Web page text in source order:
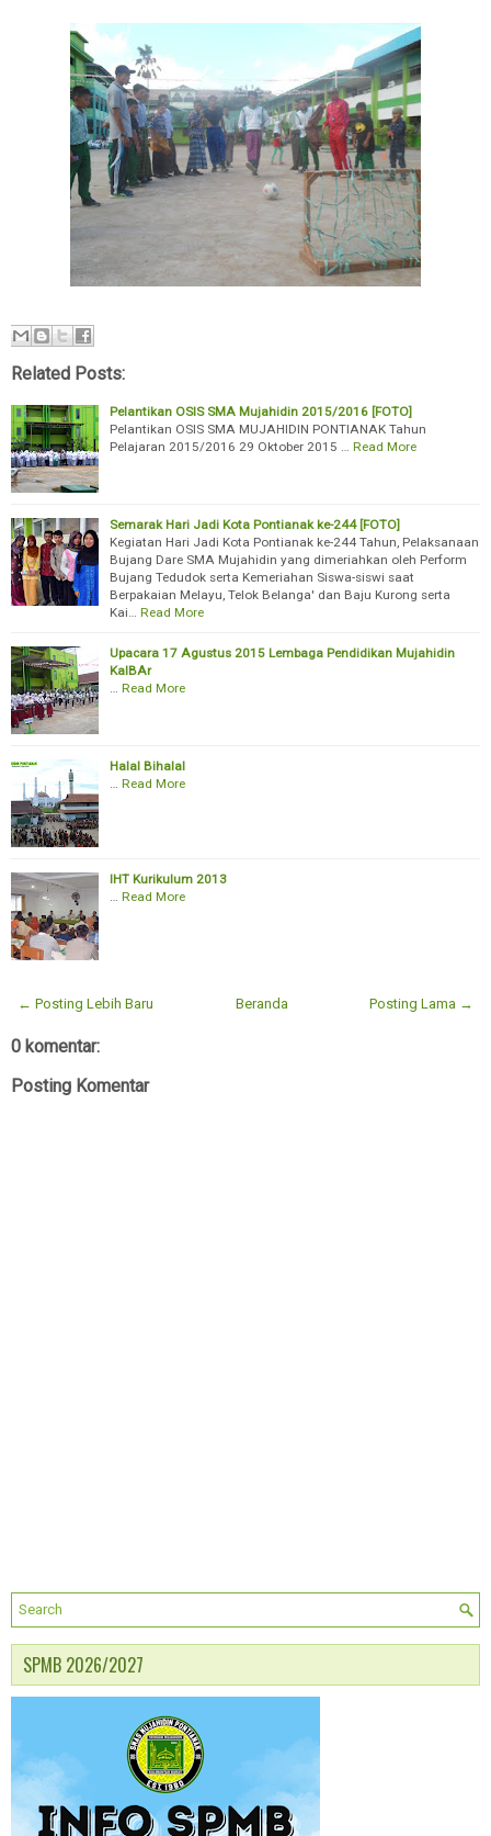
Related Posts:
Pelantikan OSIS SMA Mujahidin 2015/2016 [FOTO]
Pelantikan OSIS SMA MUJAHIDIN PONTIANAK Tahun
Pelajaran 2015/2016 29 Oktober 2015 … Read More
Semarak Hari Jadi Kota Pontianak ke-244 [FOTO]
Kegiatan Hari Jadi Kota Pontianak ke-244 Tahun, Pelaksanaan
Bujang Dare SMA Mujahidin yang dimeriahkan oleh Perform
Bujang Tedudok serta Kemeriahan Siswa-siswi saat
Berpakaian Melayu, Telok Belanga' dan Baju Kurong serta
Kai… Read More
Upacara 17 Agustus 2015 Lembaga Pendidikan Mujahidin
KalBAr
… Read More
Halal Bihalal
… Read More
IHT Kurikulum 2013
… Read More
← Posting Lebih Baru Posting Lama →
Beranda
0 komentar:
Posting Komentar
SPMB 2026/2027